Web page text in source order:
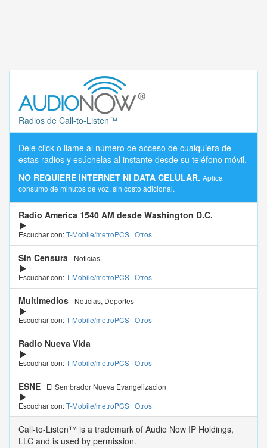
Radios de Call-to-Listen™
Dele click o llame al número de acceso de cualquiera de
estas radios y esúchelas al instante desde su teléfono móvil.
NO REQUIERE INTERNET NI DATA CELULAR. Aplica
consumo de minutos de voz, sin costo adicional.
Radio America 1540 AM desde Washington D.C.
Escuchar con:T-Mobile/metroPCS | Otros
Sin Censura
Noticias
Escuchar con:T-Mobile/metroPCS | Otros
Multimedios
Noticias, Deportes
Escuchar con:T-Mobile/metroPCS | Otros
Radio Nueva Vida
Escuchar con:T-Mobile/metroPCS | Otros
ESNE
El Sembrador Nueva Evangelizacion
Escuchar con:T-Mobile/metroPCS | Otros
Call-to-Listen™ is a trademark of Audio Now IP Holdings,
LLC and is used by permission.